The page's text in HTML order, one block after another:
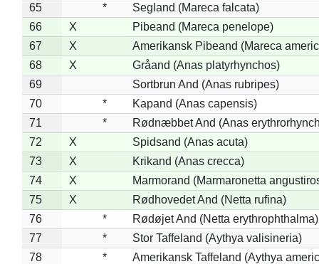
65
*
Segland (Mareca falcata)
66
X
Pibeand (Mareca penelope)
67
X
Amerikansk Pibeand (Mareca
68
X
Gråand (Anas platyrhynchos)
69
Sortbrun And (Anas rubripes)
70
*
Kapand (Anas capensis)
71
*
Rødnæbbet And (Anas
72
X
Spidsand (Anas acuta)
73
X
Krikand (Anas crecca)
74
X
Marmorand (Marmaronetta
75
X
Rødhovedet And (Netta rufina)
76
*
Rødøjet And (Netta erythrophthalma)
77
*
Stor Taffeland (Aythya valisineria)
78
*
Amerikansk Taffeland (Aythya